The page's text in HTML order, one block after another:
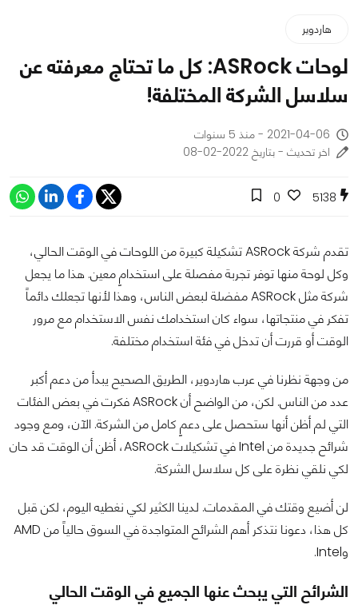
هاردوير
لوحات ASRock: كل ما تحتاج معرفته عن
سلاسل الشركة المختلفة!
2021-04-06 - منذ 5 سنوات
اخر تحديث - بتاريخ 2022-02-08
5138
0
تقدم شركة ASRock تشكيلة كبيرة من اللوحات في الوقت الحالي،
وكل لوحة منها توفر تجربة مفصلة على استخدامٍ معين. هذا ما يجعل
شركة مثل ASRock مفضلة لبعض الناس، وهذا لأنها تجعلك دائماً
تفكر في منتجاتها، سواء كان استخدامك نفس الاستخدام مع مرور
الوقت أو قررت أن تدخل في فئة استخدام مختلفة.
من وجهة نظرنا في عرب هاردوير، الطريق الصحيح يبدأ من دعم أكبر
عدد من الناس. لكن، من الواضح أن ASRock فكرت في بعض الفئات
التي لم أظن أنها ستحصل على دعمٍ كامل من الشركة. الآن، ومع وجود
شرائح جديدة من Intel في تشكيلات ASRock، أظن أن الوقت قد حان
لكي نلقي نظرة على كل سلاسل الشركة.
لن أضيع وقتك في المقدمات. لدينا الكثير لكي نغطيه اليوم، لكن قبل
كل هذا، دعونا نتذكر أهم الشرائح المتواجدة في السوق حالياً من AMD
وIntel.
الشرائح التي يبحث عنها الجميع في الوقت الحالي